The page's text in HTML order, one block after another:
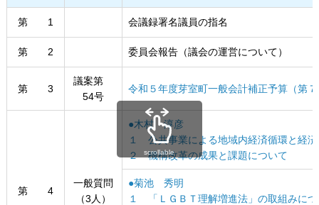
第 1 会議録署名議員の指名
第 2 委員会報告（議会の運営について）
第 3
議案第
54号
令和５年度芽室町一般会計補正予算（第
第 4
一般質問
（3人）
●木村 淳彦
１ 公共事業による地域内経済循環と経
２ 機構改革の成果と課題について
●菊池 秀明
１ 「ＬＧＢＴ理解増進法」の取組みに
scrollable